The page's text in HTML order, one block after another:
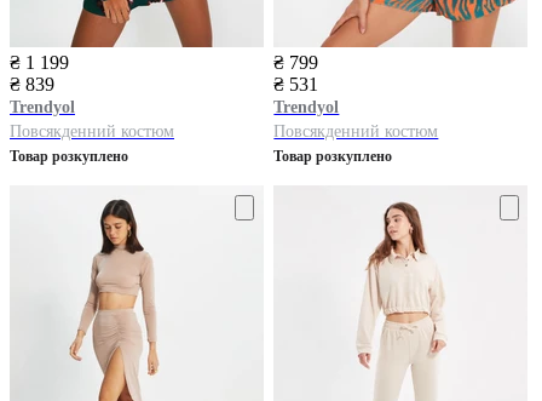
₴ 1 199
₴ 839
Trendyol
Повсякденний костюм
Товар розкуплено
₴ 799
₴ 531
Trendyol
Повсякденний костюм
Товар розкуплено